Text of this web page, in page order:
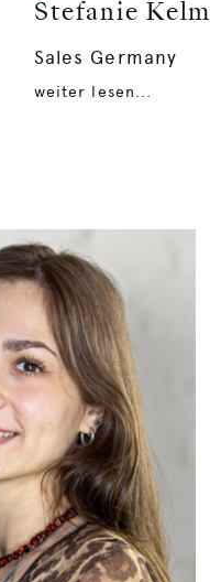
Stefanie Kelm
Sales Germany
weiter lesen...